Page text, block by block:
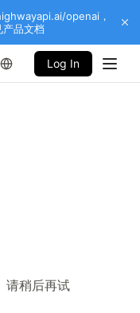
openai，
产品文档
Log In
请稍后再试